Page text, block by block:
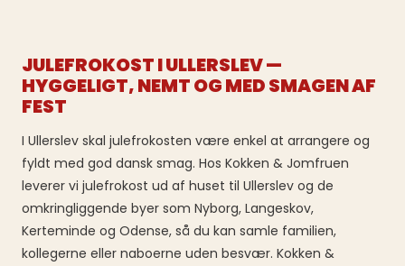
JULEFROKOST I ULLERSLEV —
HYGGELIGT, NEMT OG MED SMAGEN AF
FEST
I Ullerslev skal julefrokosten være enkel at arrangere og
fyldt med god dansk smag. Hos Kokken & Jomfruen
leverer vi julefrokost ud af huset til Ullerslev og de
omkringliggende byer som Nyborg, Langeskov,
Kerteminde og Odense, så du kan samle familien,
kollegerne eller naboerne uden besvær. Kokken &